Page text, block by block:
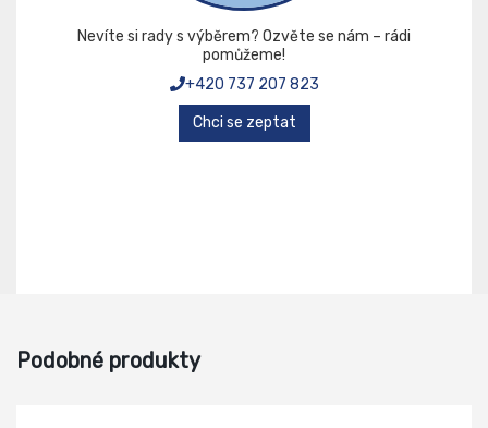
Nevíte si rady s výběrem? Ozvěte se nám – rádi
pomůžeme!
+420 737 207 823
Chci se zeptat
Podobné produkty